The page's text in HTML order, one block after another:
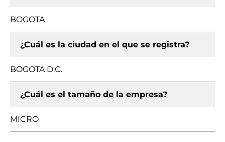
BOGOTA
¿Cuál es la ciudad en el que se registra?
BOGOTA D.C.
¿Cuál es el tamaño de la empresa?
MICRO